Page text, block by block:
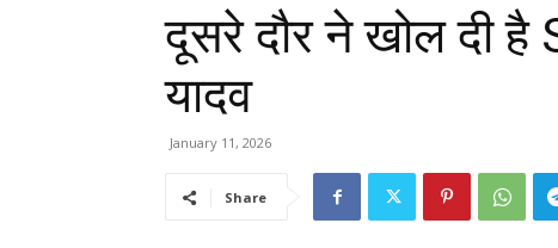
दूसरे दौर ने खोल दी है
यादव
January 11, 2026
Share